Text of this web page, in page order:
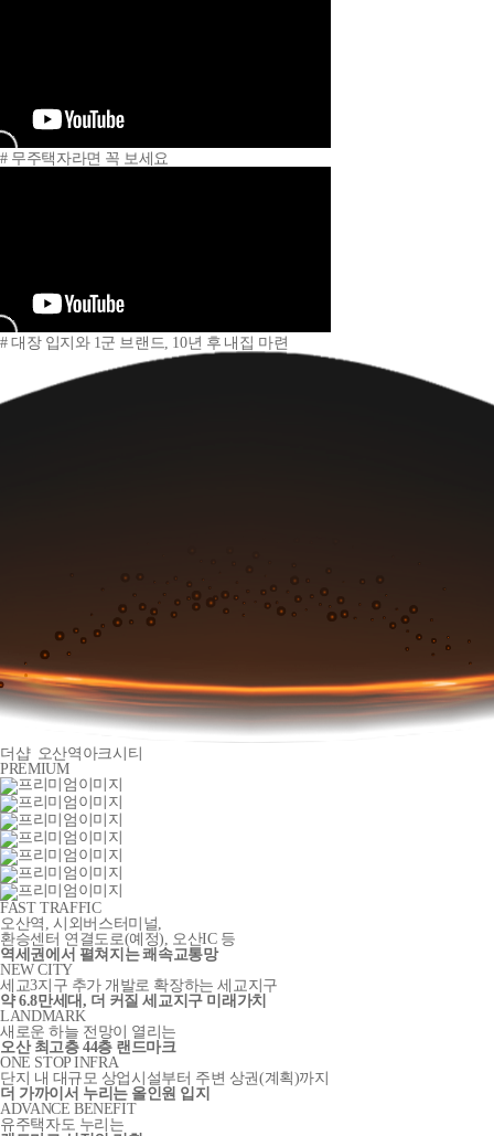
# 무주택자라면 꼭 보세요
# 대장 입지와 1군 브랜드, 10년 후 내집 마련
더샵 오산역아크시티
PREMIUM
FAST TRAFFIC
오산역, 시외버스터미널,
환승센터 연결도로(예정), 오산IC 등
역세권에서 펼쳐지는 쾌속교통망
NEW CITY
세교3지구 추가 개발로 확장하는 세교지구
약 6.8만세대, 더 커질 세교지구 미래가치
LANDMARK
새로운 하늘 전망이 열리는
오산 최고층 44층 랜드마크
ONE STOP INFRA
단지 내 대규모 상업시설부터 주변 상권(계획)까지
더 가까이서 누리는 올인원 입지
ADVANCE BENEFIT
유주택자도 누리는